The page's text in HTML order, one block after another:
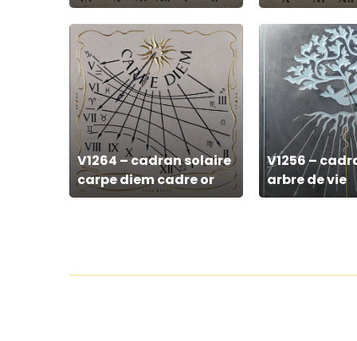
V1264
–
cadran
solaire
carpe
diem
cadre
or
V1264 – cadran solaire
carpe diem cadre or
V1256
cadran
solaire
arbre
vie
V1256 –
arbre de vie